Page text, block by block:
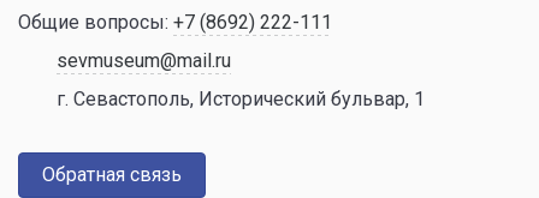
Общие вопросы: +7 (8692) 222-111
sevmuseum@mail.ru
г. Севастополь, Исторический бульвар, 1
Обратная связь